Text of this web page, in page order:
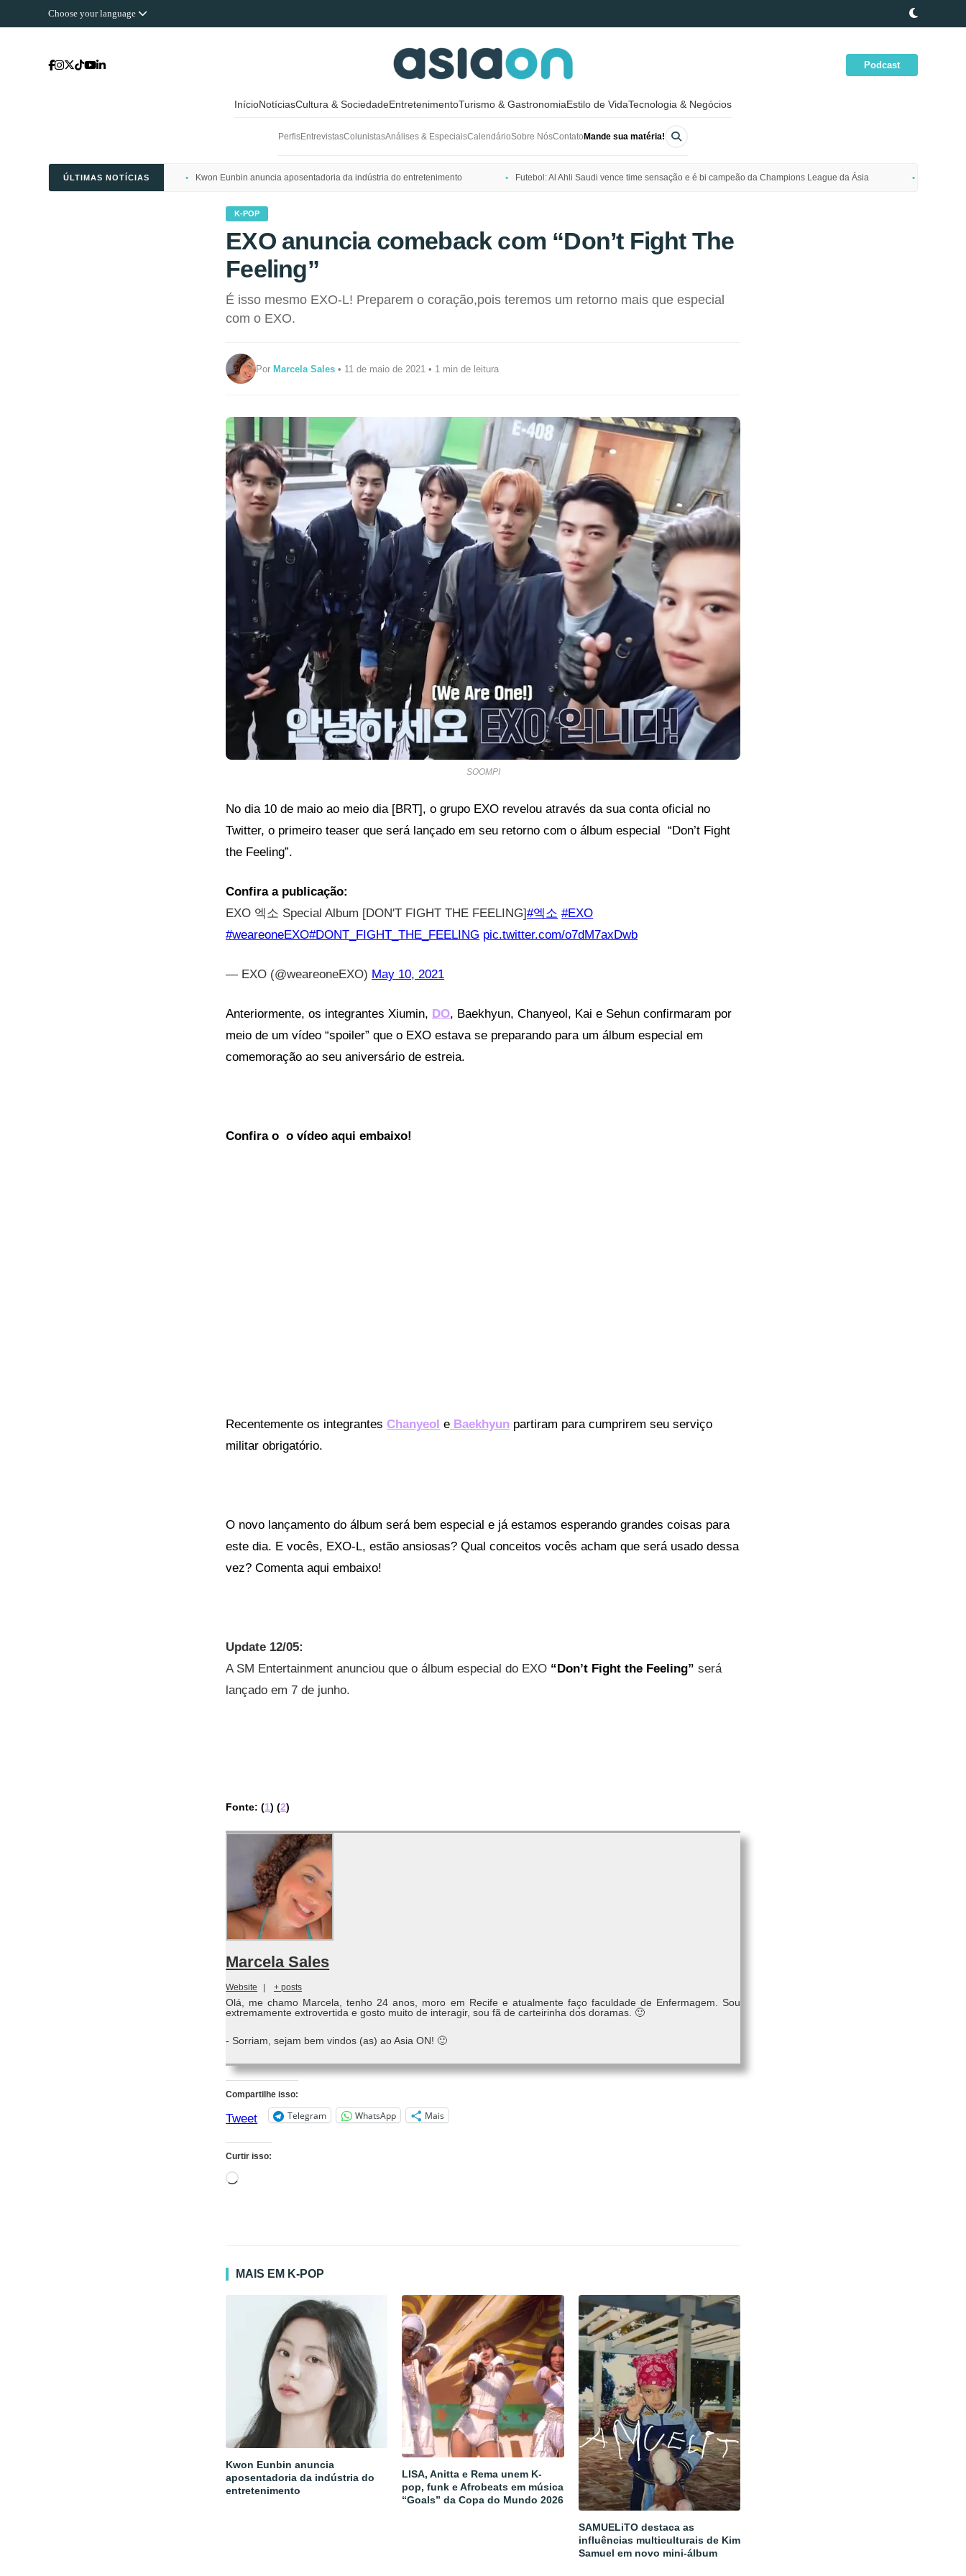
Choose your language
Podcast
InícioNotíciasCultura & SociedadeEntretenimentoTurismo & GastronomiaEstilo de VidaTecnologia & Negócios
PerfisEntrevistasColunistasAnálises & EspeciaisCalendárioSobre NósContato Mande sua matéria!
ÚLTIMAS NOTÍCIAS Kwon Eunbin anuncia aposentadoria da indústria do entretenimento Futebol: Al Ahli Saudi vence time sensação e é bi campeão da Champions League da Ásia
K-POP
EXO anuncia comeback com “Don’t Fight The
Feeling”
É isso mesmo EXO-L! Preparem o coração,pois teremos um retorno mais que especial
com o EXO.
PorMarcela Sales • 11 de maio de 2021 • 1 min de leitura
SOOMPI
No dia 10 de maio ao meio dia [BRT], o grupo EXO revelou através da sua conta oficial no
Twitter, o primeiro teaser que será lançado em seu retorno com o álbum especial “Don’t Fight
the Feeling”.
Confira a publicação:
EXO 엑소 Special Album [DON'T FIGHT THE FEELING]#엑소 #EXO
#weareoneEXO#DONT_FIGHT_THE_FEELING pic.twitter.com/o7dM7axDwb
— EXO (@weareoneEXO) May 10, 2021
Anteriormente, os integrantes Xiumin, DO, Baekhyun, Chanyeol, Kai e Sehun confirmaram por
meio de um vídeo “spoiler” que o EXO estava se preparando para um álbum especial em
comemoração ao seu aniversário de estreia.
Confira o o vídeo aqui embaixo!
Recentemente os integrantesChanyeol e Baekhyun partiram para cumprirem seu serviço
militar obrigatório.
O novo lançamento do álbum será bem especial e já estamos esperando grandes coisas para
este dia. E vocês, EXO-L, estão ansiosas? Qual conceitos vocês acham que será usado dessa
vez? Comenta aqui embaixo!
Update 12/05:
A SM Entertainment anunciou que o álbum especial do EXO “Don’t Fight the Feeling” será
lançado em 7 de junho.
Fonte: (1) (2)
Marcela Sales
Website + posts
Olá, me chamo Marcela, tenho 24 anos, moro em Recife e atualmente faço faculdade de Enfermagem. Sou
extremamente extrovertida e gosto muito de interagir, sou fã de carteirinha dos doramas. 🙂
- Sorriam, sejam bem vindos (as) ao Asia ON! 🙂
Compartilhe isso:
Tweet Telegram WhatsApp Mais
Curtir isso:
Carregando...
MAIS EM K-POP
Kwon Eunbin anuncia
aposentadoria da indústria do
entretenimento
LISA, Anitta e Rema unem K-
pop, funk e Afrobeats em música
“Goals” da Copa do Mundo 2026
SAMUELiTO destaca as
influências multiculturais de Kim
Samuel em novo mini-álbum